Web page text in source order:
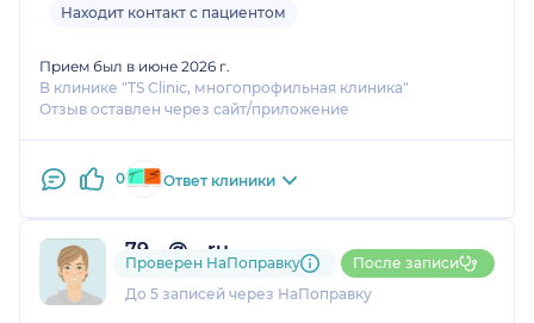
Находит контакт с пациентом
Прием был в июне 2026 г.
В клинике "TS Clinic, многопрофильная клиника"
Отзыв оставлен через сайт/приложение
0 Ответ клиники
79....@....ru
1 отзыв
До 5 записей через НаПоправку
Проверен НаПоправку После записи